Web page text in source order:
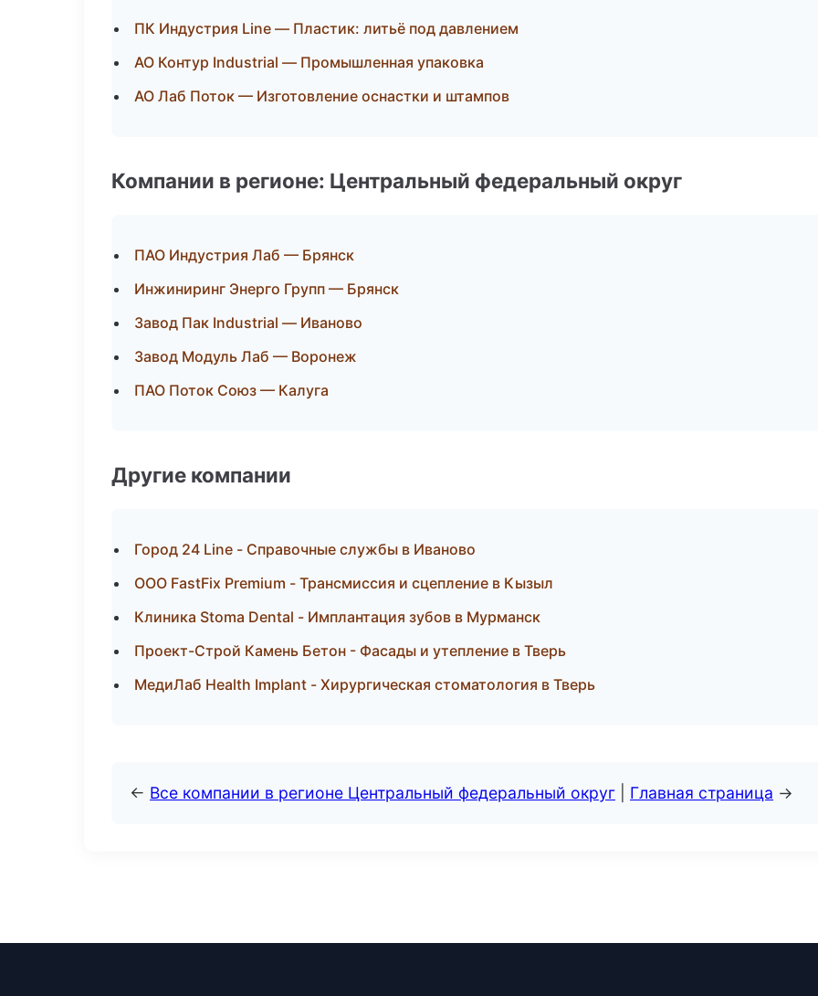
ПК Индустрия Line — Пластик: литьё под давлением
АО Контур Industrial — Промышленная упаковка
АО Лаб Поток — Изготовление оснастки и штампов
Компании в регионе: Центральный федеральный округ
ПАО Индустрия Лаб — Брянск
Инжиниринг Энерго Групп — Брянск
Завод Пак Industrial — Иваново
Завод Модуль Лаб — Воронеж
ПАО Поток Союз — Калуга
Другие компании
Город 24 Line - Справочные службы в Иваново
ООО FastFix Premium - Трансмиссия и сцепление в Кызыл
Клиника Stoma Dental - Имплантация зубов в Мурманск
Проект-Строй Камень Бетон - Фасады и утепление в Тверь
МедиЛаб Health Implant - Хирургическая стоматология в Тверь
← Все компании в регионе Центральный федеральный округ Главная страница →